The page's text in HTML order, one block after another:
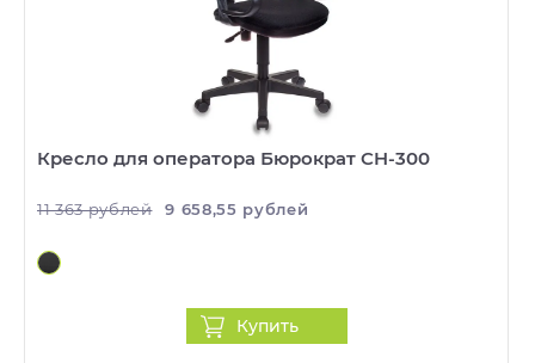
Кресло для оператора Бюрократ CH-300
11 363 рублей 9 658,55 рублей
Купить